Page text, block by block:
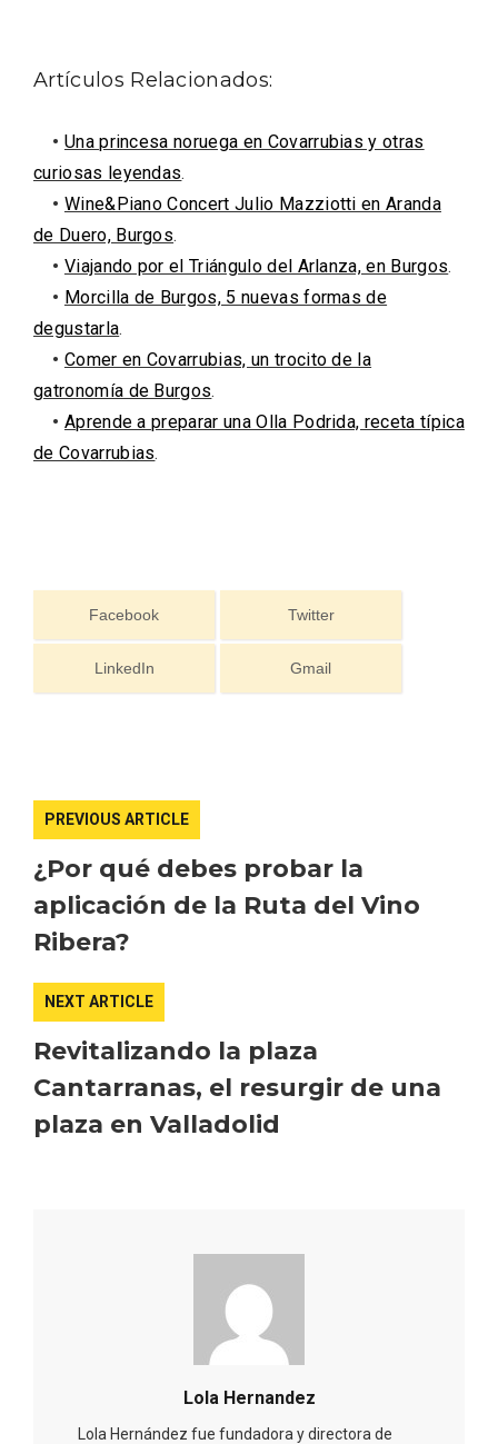
Artículos Relacionados:
• Una princesa noruega en Covarrubias y otras
curiosas leyendas.
• Wine&Piano Concert Julio Mazziotti en Aranda
de Duero, Burgos.
• Viajando por el Triángulo del Arlanza, en Burgos.
• Morcilla de Burgos, 5 nuevas formas de
degustarla.
• Comer en Covarrubias, un trocito de la
gatronomía de Burgos.
• Aprende a preparar una Olla Podrida, receta típica
de Covarrubias.
Facebook Twitter
LinkedIn Gmail
PREVIOUS ARTICLE
¿Por qué debes probar la
aplicación de la Ruta del Vino
Ribera?
NEXT ARTICLE
Revitalizando la plaza
Cantarranas, el resurgir de una
plaza en Valladolid
Lola Hernandez
Lola Hernández fue fundadora y directora de
IGP Morcilla de Burgos triunfó en el
Salón Gourmet 2026
Disfrutar de la Semana Santa en Rueda
en 2026